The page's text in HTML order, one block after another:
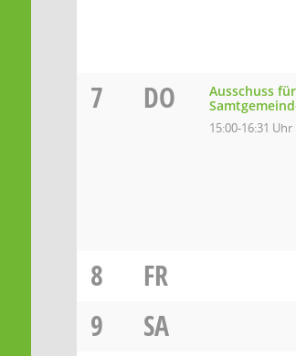
7 DO
Ausschuss
15:00-16:31 Uhr
8
FR
9
SA